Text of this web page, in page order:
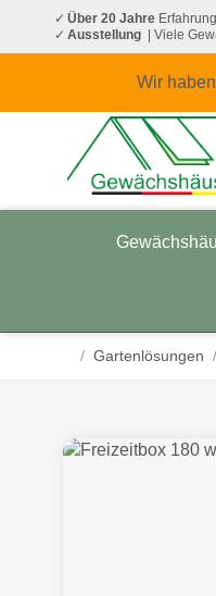
Über 20 Jahre Erfahrung
Ausstellung | Viele
Wir
/ Gartenlösungen /